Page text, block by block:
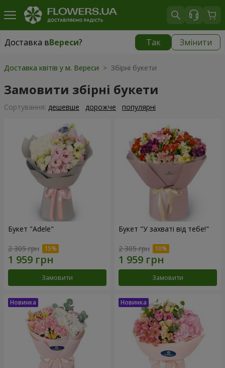
Доставка вВереси? Так Змінити
Доставка вВереси
Доставка квітів у м. Вереси > Збірні букети
Замовити збірні букети
Сортування: дешевше дорожче популярні
Букет "Adele"
2 305 грн
Замовити
Букет "У захваті від тебе!"
2 305 грн
Замовити